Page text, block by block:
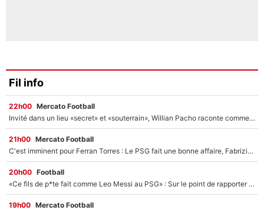
Fil info
22h00 Mercato Football
Invité dans un lieu «secret» et «souterrain», Willian Pacho raconte comment il a négocié son transfert au PSG !
21h00 Mercato Football
C'est imminent pour Ferran Torres : Le PSG fait une bonne affaire, Fabrizio Romano révèle le vrai prix du joueur !
20h00 Football
«Ce fils de p*te fait comme Leo Messi au PSG» : Sur le point de rapporter gros à l'OM, Facundo Medina raconte son clash avec des supporters !
19h00 Mercato Football